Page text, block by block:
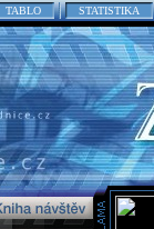
TABLO STATISTIKA